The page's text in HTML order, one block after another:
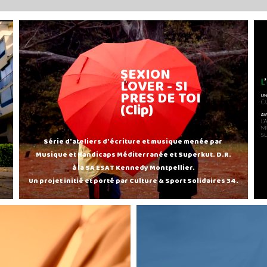
SEXION
LOVER - SI
PRES DE TOI
(Clip)
Série d'ateliers d'écriture et musique menée par
Musique et Handicaps Méditerranée et Superkut. D.R.
à la SA ESAT Kennedy Montpellier.
Un projet initié et porté par Culture & Sport Solidaires 34.